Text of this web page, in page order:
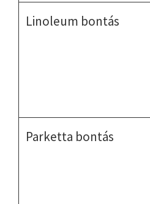
Linoleum bontás
Parketta bontás